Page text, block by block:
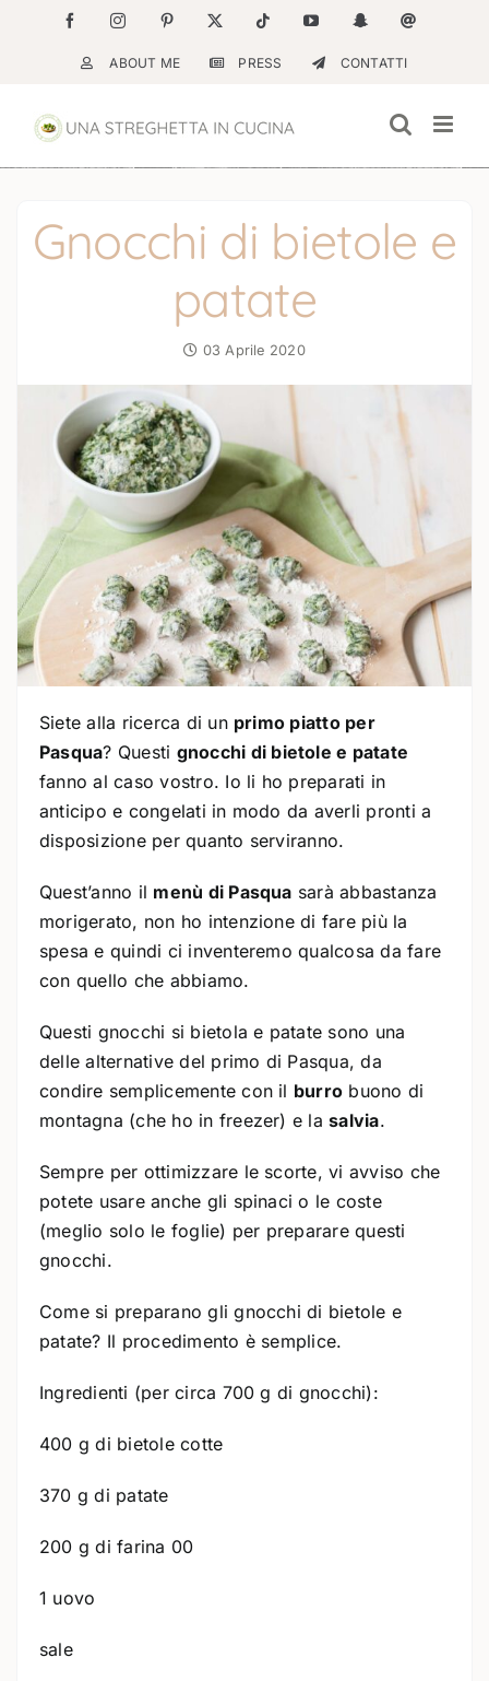
contenuto
FacebookInstagramPinterest Tiktok YouTubeSnapchatEmail
ABOUT ME PRESS CONTATTI
Gnocchi di bietole e
patate
03 Aprile 2020
Siete alla ricerca di un primo piatto per
Pasqua? Questi gnocchi di bietole e patate
fanno al caso vostro. Io li ho preparati in
anticipo e congelati in modo da averli pronti a
disposizione per quanto serviranno.
Quest’anno il menù di Pasqua sarà abbastanza
morigerato, non ho intenzione di fare più la
spesa e quindi ci inventeremo qualcosa da fare
con quello che abbiamo.
Questi gnocchi si bietola e patate sono una
delle alternative del primo di Pasqua, da
condire semplicemente con il burro buono di
montagna (che ho in freezer) e lasalvia.
Sempre per ottimizzare le scorte, vi avviso che
potete usare anche gli spinaci o le coste
(meglio solo le foglie) per preparare questi
gnocchi.
Come si preparano gli gnocchi di bietole e
patate? Il procedimento è semplice.
Ingredienti (per circa 700 g di gnocchi):
400 g di bietole cotte
370 g di patate
200 g di farina 00
1 uovo
sale